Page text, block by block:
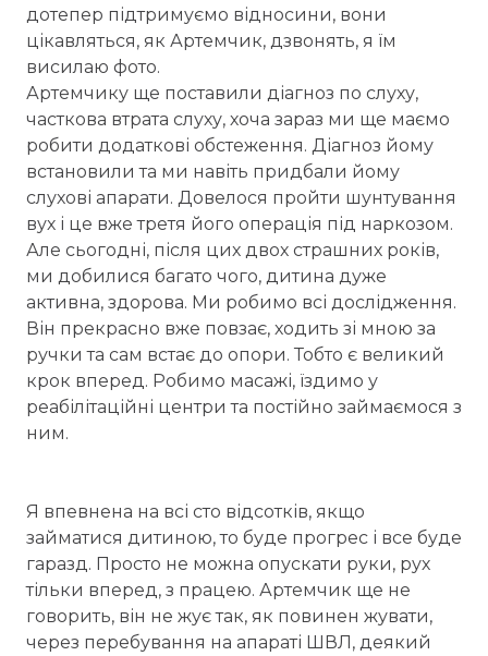
дотепер підтримуємо відносини, вони
цікавляться, як Артемчик, дзвонять, я їм
висилаю фото.
Артемчику ще поставили діагноз по слуху,
часткова втрата слуху, хоча зараз ми ще маємо
робити додаткові обстеження. Діагноз йому
встановили та ми навіть придбали йому
слухові апарати. Довелося пройти шунтування
вух і це вже третя його операція під наркозом.
Але сьогодні, після цих двох страшних років,
ми добилися багато чого, дитина дуже
активна, здорова. Ми робимо всі дослідження.
Він прекрасно вже повзає, ходить зі мною за
ручки та сам встає до опори. Тобто є великий
крок вперед. Робимо масажі, їздимо у
реабілітаційні центри та постійно займаємося з
ним.
Я впевнена на всі сто відсотків, якщо
займатися дитиною, то буде прогрес і все буде
гаразд. Просто не можна опускати руки, рух
тільки вперед, з працею. Артемчик ще не
говорить, він не жує так, як повинен жувати,
через перебування на апараті ШВЛ, деякий